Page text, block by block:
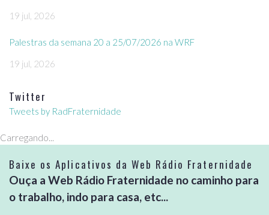
19 jul, 2026
Palestras da semana 20 a 25/07/2026 na WRF
19 jul, 2026
Twitter
Tweets by RadFraternidade
Carregando...
Baixe os Aplicativos da Web Rádio Fraternidade
Ouça a Web Rádio Fraternidade no caminho para
o trabalho, indo para casa, etc...